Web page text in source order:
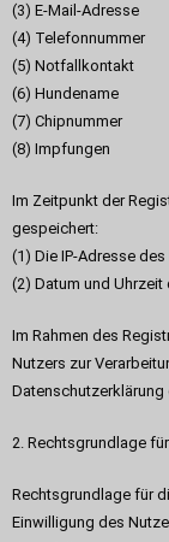
(3) E-Mail-Adresse
(4) Telefonnummer
(5) Notfallkontakt
(6) Hundename
(7) Chipnummer
(8) Impfungen
Im Zeitpunkt der
gespeichert:
(1) Die IP-Adresse
(2) Datum und Uhrzeit
Im Rahmen des
Nutzers zur
Datenschutzerklärung
2. Rechtsgrundlage
Rechtsgrundlage für
Einwilligung des